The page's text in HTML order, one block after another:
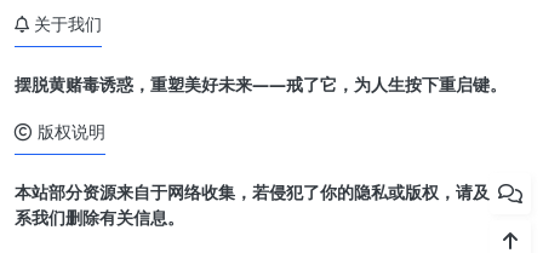
关于我们
摆脱黄赌毒诱惑，重塑美好未来——戒了它，为人生按下重启键。
版权说明
本站部分资源来自于网络收集，若侵犯了你的隐私或版权，请及时联
系我们删除有关信息。